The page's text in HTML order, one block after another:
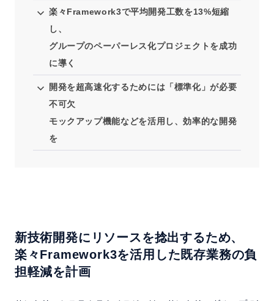
楽々Framework3で平均開発工数を13%短縮
し、
グループのペーパーレス化プロジェクトを成功
に導く
開発を超高速化するためには「標準化」が必要
不可欠
モックアップ機能などを活用し、効率的な開発
を
新技術開発にリソースを捻出するため、
楽々Framework3を活用した既存業務の負
担軽減を計画